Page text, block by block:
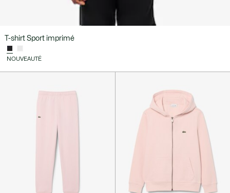
T-shirt Sport imprimé
NOUVEAUTÉ